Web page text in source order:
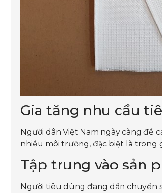
Gia tăng nhu cầu
Người dân Việt Nam ngày càng đề
nhiều môi trường, đặc biệt là trong
Tập trung vào sản
Người tiêu dùng đang dần chuyển